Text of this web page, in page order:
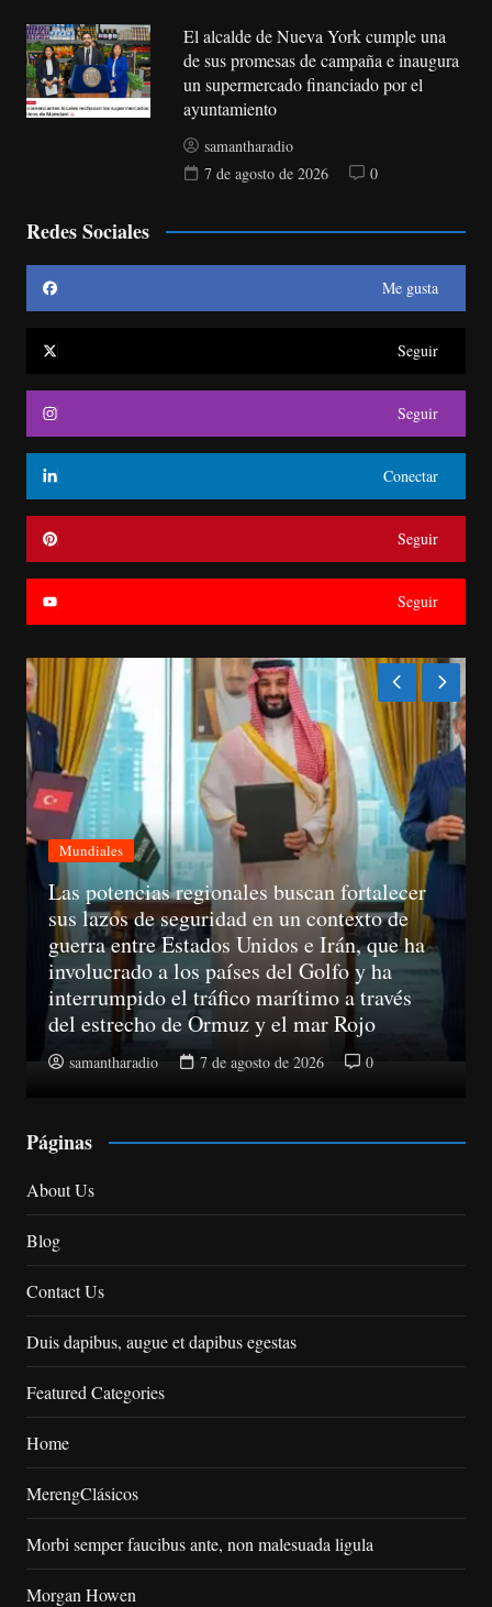
El alcalde de Nueva York cumple una
de sus promesas de campaña e inaugura
un supermercado financiado por el
ayuntamiento
samantharadio
7 de agosto de 2026
0
Redes Sociales
Me gusta
Seguir
Seguir
Conectar
Seguir
Seguir
Mundiales
A partir del 11 de agosto, las empresas ya
no podrán llamar a un consumidor sin haber
obtenido su consentimiento previo
samantharadio 7 de agosto de 2026 0
Páginas
About Us
Blog
Contact Us
Duis dapibus, augue et dapibus egestas
Featured Categories
Home
MerengClásicos
Morbi semper faucibus ante, non malesuada ligula
Morgan Howen